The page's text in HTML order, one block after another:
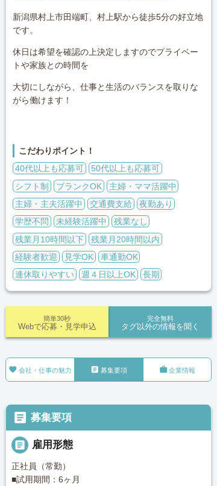
新潟県村上市田端町、村上駅から徒歩5分の好立地
です。
休日は希望を確認の上決定しますのでプライベー
トや家族との時間を
大切にしながら、仕事と生活のバランスを取りな
がら働けます！
こだわりポイント！
40代以上も応募可
50代以上も応募可
シフト制
ブランクOK
主婦・ママ活躍中
主婦・主夫活躍中
交通費支給
夜勤あり
学歴不問
未経験活躍中
残業なし
残業月10時間以下
残業月20時間以内
経験者歓迎
見学OK
車通勤OK
連休取りやすい
週４日以上OK 長期
完全無料
タグ以外の情報を聞く
簡単30秒
Webで応募・見学申込
 会社・仕事の魅力  募集要項 企業情報
 募集要項
 雇用形態
正社員（常勤）
■試用期間：6ヶ月